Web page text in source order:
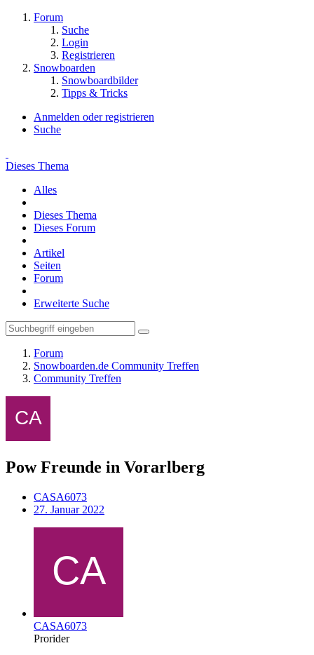
Forum
Suche
Login
Registrieren
Snowboarden
Snowboardbilder
Tipps & Tricks
Anmelden oder registrieren
Suche
Dieses Thema
Alles
Dieses Thema
Dieses Forum
Artikel
Seiten
Forum
Erweiterte Suche
Forum
Snowboarden.de Community Treffen
Community Treffen
Pow Freunde in Vorarlberg
CASA6073
27. Januar 2022
CASA6073
Prorider